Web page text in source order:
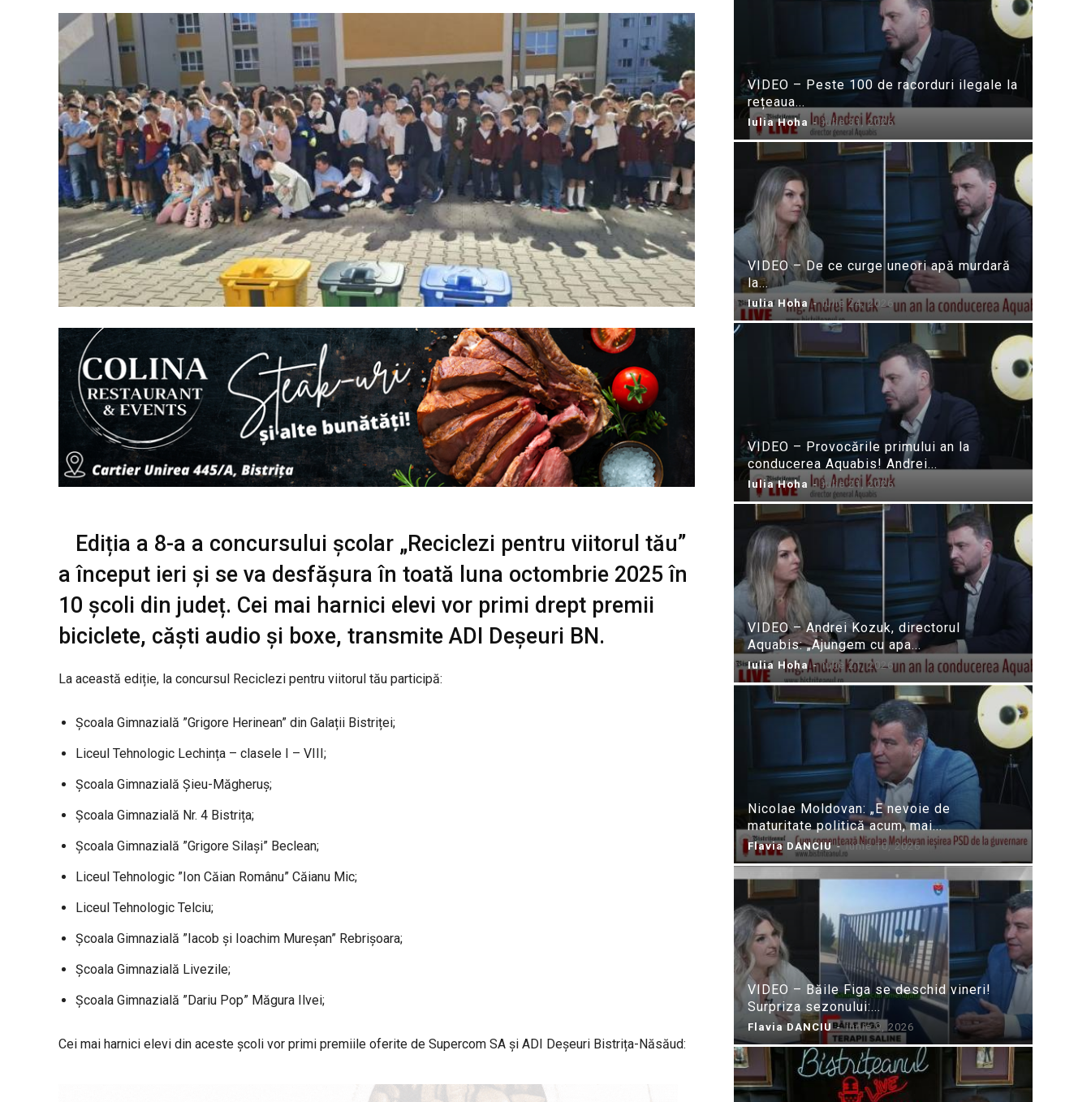
Ediția a 8-a a concursului școlar „Reciclezi pentru viitorul tău”
a început ieri și se va desfășura în toată luna octombrie 2025 în
10 școli din județ. Cei mai harnici elevi vor primi drept premii
biciclete, căști audio și boxe, transmite ADI Deșeuri BN.
La această ediție, la concursul Reciclezi pentru viitorul tău participă:
Școala Gimnazială ”Grigore Herinean” din Galații Bistriței;
Liceul Tehnologic Lechința – clasele I – VIII;
Școala Gimnazială Șieu-Măgheruș;
Școala Gimnazială Nr. 4 Bistrița;
Școala Gimnazială ”Grigore Silași” Beclean;
Liceul Tehnologic ”Ion Căian Românu” Căianu Mic;
Liceul Tehnologic Telciu;
Școala Gimnazială ”Iacob și Ioachim Mureșan” Rebrișoara;
Școala Gimnazială Livezile;
Școala Gimnazială ”Dariu Pop” Măgura Ilvei;
Cei mai harnici elevi din aceste școli vor primi premiile oferite de Supercom SA și ADI Deșeuri Bistrița-Năsăud:
VIDEO – Peste 100 de racorduri ilegale la
rețeaua...
Iulia Hoha - iulie 31, 2026
VIDEO – De ce curge uneori apă murdară
la...
Iulia Hoha - iulie 24, 2026
VIDEO – Provocările primului an la
conducerea Aquabis! Andrei...
Iulia Hoha - iulie 21, 2026
VIDEO – Andrei Kozuk, directorul
Aquabis: „Ajungem cu apa...
Iulia Hoha - iulie 21, 2026
Nicolae Moldovan: „E nevoie de
maturitate politică acum, mai...
Flavia DANCIU - iunie 10, 2026
VIDEO – Băile Figa se deschid vineri!
Surpriza sezonului:...
Flavia DANCIU - iunie 9, 2026